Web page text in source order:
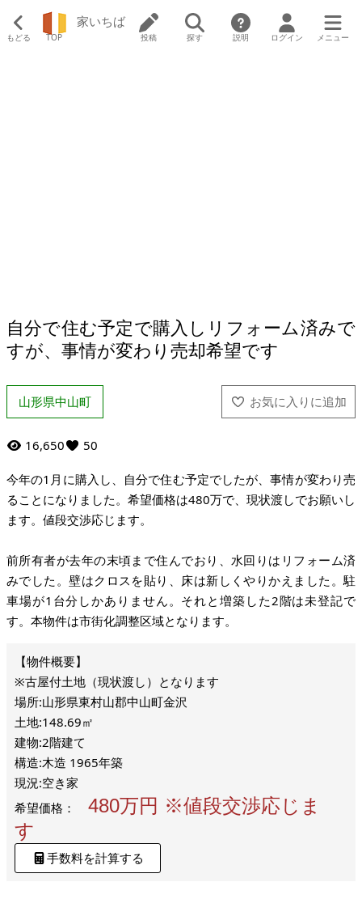
もどる TOP
家いちば
投稿 探す 説明 ログイン メニュー
自分で住む予定で購入しリフォーム済みで
すが、事情が変わり売却希望です
山形県中山町
16,650 50
今年の1月に購入し、自分で住む予定でしたが、事情が変わり売
ることになりました。希望価格は480万で、現状渡しでお願いし
ます。値段交渉応じます。
前所有者が去年の末頃まで住んでおり、水回りはリフォーム済
みでした。壁はクロスを貼り、床は新しくやりかえました。駐
車場が1台分しかありません。それと増築した2階は未登記で
す。本物件は市街化調整区域となります。
※古屋付土地（現状渡し）となります
場所:山形県東村山郡中山町金沢
土地:148.69㎡
建物:2階建て
構造:木造 1965年築
現況:空き家
希望価格：
480万円 ※値段交渉応じま
す
手数料を計算する